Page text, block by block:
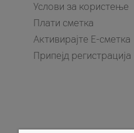
Услови за користење
Плати сметка
Активирајте Е-сметка
Припејд регистрација